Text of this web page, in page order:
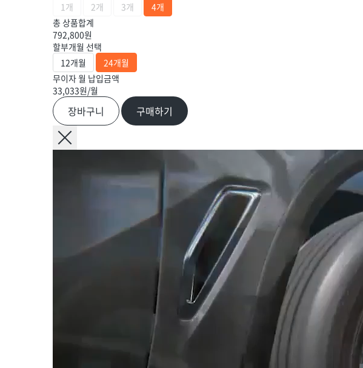
1개 2개 3개
4개
총 상품합계
792,800원
할부개월 선택
12개월
24개월
무이자 월 납입금액
33,033원/월
장바구니 구매하기